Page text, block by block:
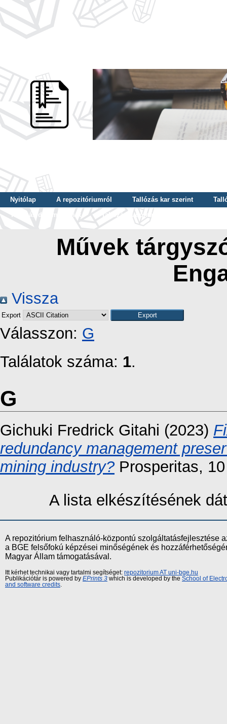
Nyitólap A repozitóriumról Tallózás kar szerint
Tallózás dátum szerint
Tallózás tudományterület szerint
Művek
Vissza
Export
Válasszon: G
Találatok száma: 1.
G
Gichuki Fredrick Gitahi (2023)
redundancy management
mining industry?Prosperitas,
A lista elkészítésének
A repozitórium felhasználó-központú szolgáltatásfejlesztése
a BGE felsőfokú képzései minőségének és
Magyar Állam támogatásával.
Itt kérhet technikai vagy tartalmi segítséget: repozitorium AT uni-bge.hu
Publikációtár is powered by EPrints 3 which is developed by the School of
and software credits